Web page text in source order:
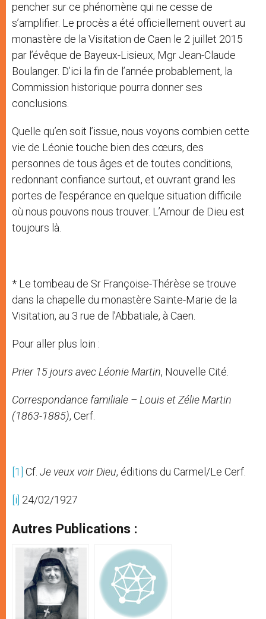
pencher sur ce phénomène qui ne cesse de
s’amplifier. Le procès a été officiellement ouvert au
monastère de la Visitation de Caen le 2 juillet 2015
par l’évêque de Bayeux-Lisieux, Mgr Jean-Claude
Boulanger. D’ici la fin de l’année probablement, la
Commission historique pourra donner ses
conclusions.
Quelle qu’en soit l’issue, nous voyons combien cette
vie de Léonie touche bien des cœurs, des
personnes de tous âges et de toutes conditions,
redonnant confiance surtout, et ouvrant grand les
portes de l’espérance en quelque situation difficile
où nous pouvons nous trouver. L’Amour de Dieu est
toujours là.
* Le tombeau de Sr Françoise-Thérèse se trouve
dans la chapelle du monastère Sainte-Marie de la
Visitation, au 3 rue de l’Abbatiale, à Caen.
Pour aller plus loin :
Prier 15 jours avec Léonie Martin, Nouvelle Cité.
Correspondance familiale – Louis et Zélie Martin
(1863-1885), Cerf.
[1] Cf. Je veux voir Dieu, éditions du Carmel/Le Cerf.
[i] 24/02/1927
Autres Publications :